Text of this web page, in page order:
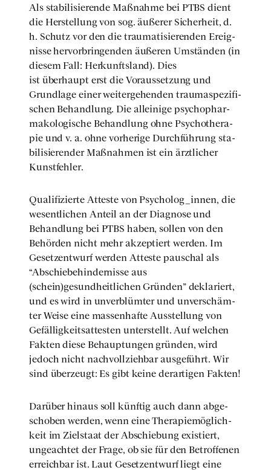
Als sta­bi­li­sie­ren­de Maß­nah­me bei PTBS dient
die Her­stel­lung von sog. äuße­rer Sicher­heit, d.
h. Schutz vor den die trau­ma­ti­sie­ren­den Ereig­
nis­se her­vor­brin­gen­den äuße­ren Umstän­den (in
die­sem Fall: Her­kunfts­land). Dies
ist über­haupt erst die Vor­aus­set­zung und
Grund­la­ge einer wei­ter­ge­hen­den trau­ma­spe­zi­fi­
schen Behand­lung. Die allei­ni­ge psy­cho­phar­
ma­ko­lo­gi­sche Behand­lung ohne Psy­cho­the­ra­
pie und v. a. ohne vor­he­ri­ge Durch­füh­rung sta­
bi­li­sie­ren­der Maß­nah­men ist ein ärzt­li­cher
Kunst­feh­ler.
Qua­li­fi­zier­te Attes­te von Psycholog_innen, die
wesent­li­chen Anteil an der Dia­gno­se und
Behand­lung bei PTBS haben, sol­len von den
Behör­den nicht mehr akzep­tiert wer­den. Im
Gesetz­ent­wurf wer­den Attes­te pau­schal als
“Abschie­be­hin­der­nis­se aus
(schein)gesundheitlichen Grün­den” dekla­riert,
und es wird in unver­blüm­ter und unver­schäm­
ter Wei­se eine mas­sen­haf­te Aus­stel­lung von
Gefäl­lig­keitsat­tes­ten unter­stellt. Auf wel­chen
Fak­ten die­se Behaup­tun­gen grün­den, wird
jedoch nicht nach­voll­zieh­bar aus­ge­führt. Wir
sind über­zeugt: Es gibt kei­ne der­ar­ti­gen Fak­ten!
Dar­über hin­aus soll künf­tig auch dann abge­
scho­ben wer­den, wenn eine The­ra­pie­mög­lich­
keit im Ziel­staat der Abschie­bung exis­tiert,
unge­ach­tet der Fra­ge, ob sie für den Betrof­fe­nen
erreich­bar ist. Laut Gesetz­ent­wurf liegt eine